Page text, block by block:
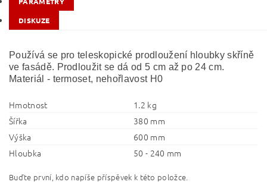
DISKUZE
Používá se pro teleskopické prodloužení hloubky skříně
ve fasádě. Prodloužit se dá od 5 cm až po 24 cm.
Materiál - termoset, nehořlavost H0
Hmotnost
1.2 kg
Šířka
380 mm
Výška
600 mm
Hloubka
50 - 240 mm
Buďte první, kdo napíše příspěvek k této položce.